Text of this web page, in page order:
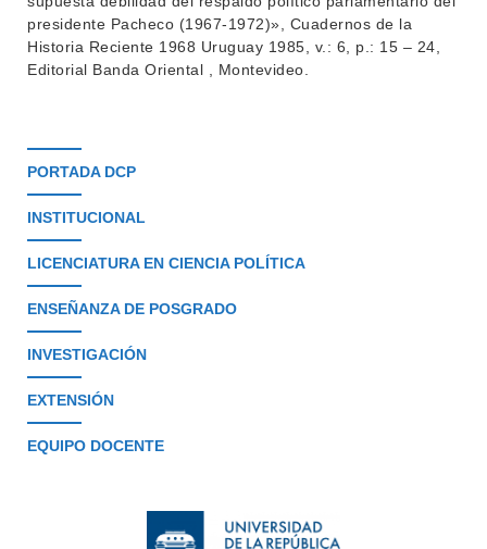
PORTADA DCP
INSTITUCIONAL
LICENCIATURA EN CIENCIA POLÍTICA
ENSEÑANZA DE POSGRADO
INVESTIGACIÓN
EXTENSIÓN
EQUIPO DOCENTE
presidente Pacheco (1967-1972)», Cuadernos de la
Historia Reciente 1968 Uruguay 1985, v.: 6, p.: 15 – 24,
Editorial Banda Oriental , Montevideo.